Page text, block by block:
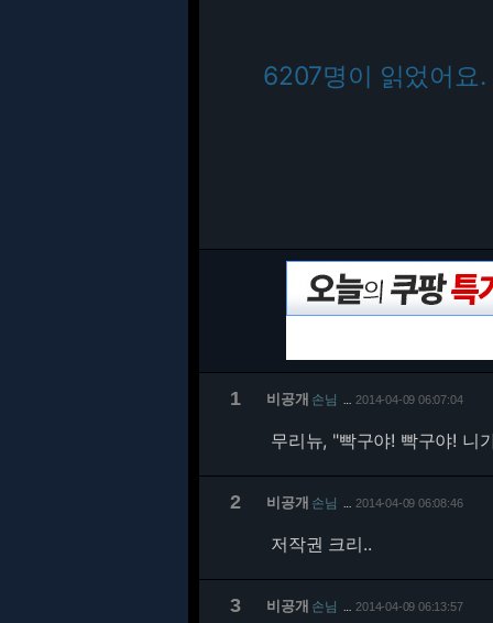
6207명이 읽었어요.
1 비공개 손님 2014-04-09 06:07:04
무리뉴, "빡구야! 빡구야! 니
2 비공개 손님 2014-04-09 06:08:46
저작권 크리..
3 비공개 손님 2014-04-09 06:13:57